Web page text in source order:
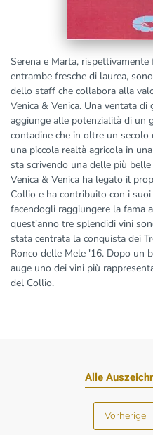
Serena e Marta,
entrambe fresche di laurea,
dello staff che collabora alla
Venica & Venica. Una ventata
aggiunge alle potenzialità di un
contadine che in oltre un
una piccola realtà agricola in
sta scrivendo una delle più
Venica & Venica ha legato il
Collio e ha contribuito con i
facendogli raggiungere la fama
quest'anno tre splendidi vini
stata centrata la conquista dei
Ronco delle Mele '16. Dopo un
auge uno dei vini più
del Collio.
Alle
Vorherige